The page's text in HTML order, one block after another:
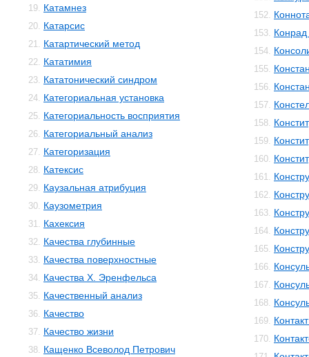
19. Катамнез
20. Катарсис
21. Катартический метод
22. Кататимия
23. Кататонический синдром
24. Категориальная установка
25. Категориальность восприятия
26. Категориальный анализ
27. Категоризация
28. Катексис
29. Каузальная атрибуция
30. Каузометрия
31. Кахексия
32. Качества глубинные
33. Качества поверхностные
34. Качества Х. Эренфельса
35. Качественный анализ
36. Качество
37. Качество жизни
38. Кащенко Всеволод Петрович
152.
153.
154.
155.
156.
157.
158.
159.
160.
161.
162.
163.
164.
165.
166.
167.
168.
169.
170.